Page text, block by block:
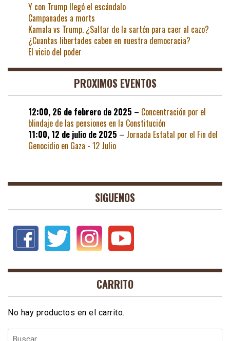
Y con Trump llegó el escándalo
Campanades a morts
Kamala vs Trump. ¿Saltar de la sartén para caer al cazo?
¿Cuantas libertades caben en nuestra democracia?
El vicio del poder
PROXIMOS EVENTOS
12:00, 26 de febrero de 2025 – Concentración por el
blindaje de las pensiones en la Constitución
11:00, 12 de julio de 2025 – Jornada Estatal por el Fin del
Genocidio en Gaza - 12 Julio
SIGUENOS
CARRITO
No hay productos en el carrito.
Buscar: